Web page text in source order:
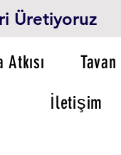
Üretiyoruz
Atkısı
İletişim